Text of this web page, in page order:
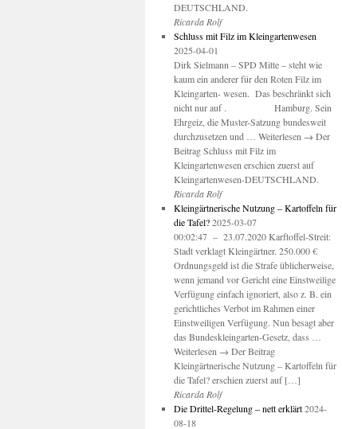
DEUTSCHLAND.
Ricarda Rolf
Schluss mit Filz im Kleingartenwesen
2025-04-01
Dirk Sielmann – SPD Mitte – steht wie
kaum ein anderer für den Roten Filz im
Kleingarten- wesen. Das beschränkt sich
nicht nur auf . Hamburg. Sein
Ehrgeiz, die Muster-Satzung bundesweit
durchzusetzen und … Weiterlesen → Der
Beitrag Schluss mit Filz im
Kleingartenwesen erschien zuerst auf
Kleingartenwesen-DEUTSCHLAND.
Ricarda Rolf
Kleingärtnerische Nutzung – Kartoffeln für
die Tafel? 2025-03-07
00:02:47 – 23.07.2020 Karftoffel-Streit:
Stadt verklagt Kleingärtner. 250.000 €
Ordnungsgeld ist die Strafe üblicherweise,
wenn jemand vor Gericht eine Einstweilige
Verfügung einfach ignoriert, also z. B. ein
gerichtliches Verbot im Rahmen einer
Einstweiligen Verfügung. Nun besagt aber
das Bundeskleingarten-Gesetz, dass …
Weiterlesen → Der Beitrag
Kleingärtnerische Nutzung – Kartoffeln für
die Tafel? erschien zuerst auf […]
Ricarda Rolf
Die Drittel-Regelung – nett erklärt 2024-
08-18